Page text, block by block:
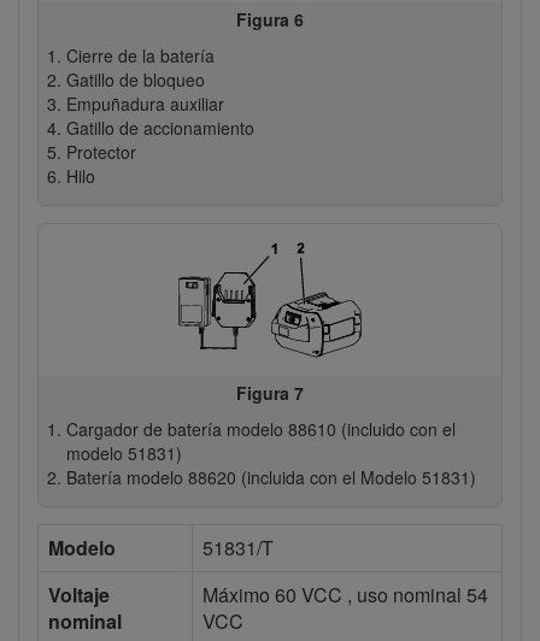
Figura 6
Cierre de la batería
Gatillo de bloqueo
Empuñadura auxiliar
Gatillo de accionamiento
Protector
Hilo
Figura 7
Cargador de batería modelo 88610 (incluido con el
modelo 51831)
Batería modelo 88620 (incluida con el Modelo 51831)
Modelo
51831/T
Voltaje
nominal
Máximo 60 VCC , uso nominal 54
VCC